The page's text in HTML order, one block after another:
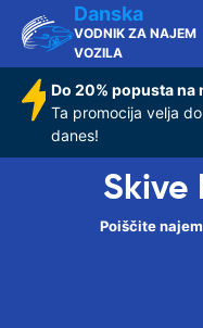
Danska
VODNIK ZA NAJEM
VOZILA
Do 20% popusta na
Ta promocija velja
danes!
Skive
Poiščite